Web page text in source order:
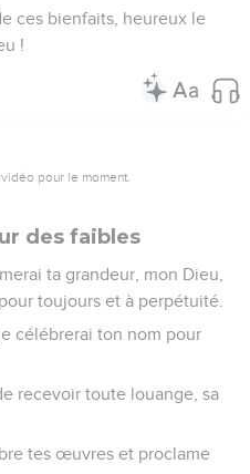
ces bienfaits, heureux le
!
pour le moment.
des faibles
ta grandeur, mon Dieu,
toujours et à perpétuité.
célébrerai ton nom pour
recevoir toute louange, sa
tes œuvres et proclame